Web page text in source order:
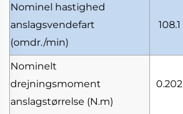
Nominel hastighed
anslagsvendefart
(omdr./min)
108.1
Nominelt
drejningsmoment
anslagstørrelse (N.m)
0.202